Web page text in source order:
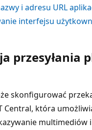
i adresu URL
interfejsu
przesyłania
skonfigurować
Central, która
multimediów